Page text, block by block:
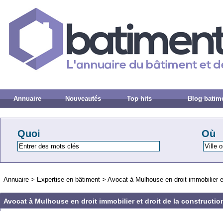
Annuaire Nouveautés Top hits Blog
Quoi Où
Annuaire > Expertise en bâtiment > Avocat à Mulhouse en droit immobilier
Avocat à Mulhouse en droit immobilier et droit de la